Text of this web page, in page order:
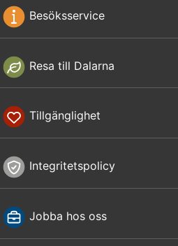
Besöksservice
Resa till Dalarna
Tillgänglighet
Integritetspolicy
Jobba hos oss